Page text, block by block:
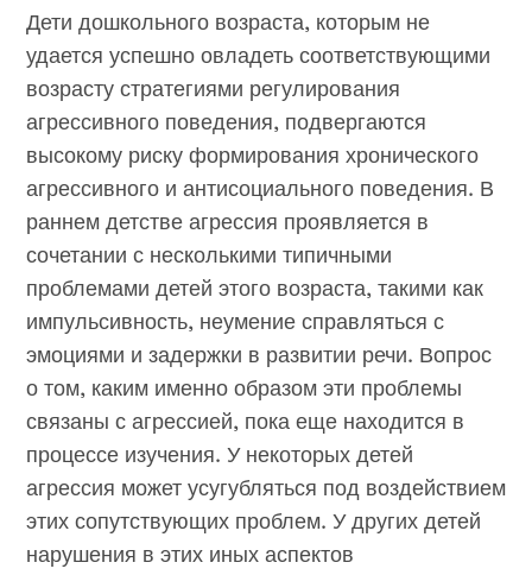
Дети дошкольного возраста, которым не
удается успешно овладеть соответствующими
возрасту стратегиями регулирования
агрессивного поведения, подвергаются
высокому риску формирования хронического
агрессивного и антисоциального поведения. В
раннем детстве агрессия проявляется в
сочетании с несколькими типичными
проблемами детей этого возраста, такими как
импульсивность, неумение справляться с
эмоциями и задержки в развитии речи. Вопрос
о том, каким именно образом эти проблемы
связаны с агрессией, пока еще находится в
процессе изучения. У некоторых детей
агрессия может усугубляться под воздействием
этих сопутствующих проблем. У других детей
нарушения в этих иных аспектов